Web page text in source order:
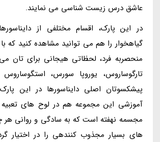
عاشق درس زیست شناسی می نمایند.
در این پارک، اقسام مختلفی از
گیاهخوار را هم می توانید مشاهده کنید که
منحصربه فرد، لحظاتی هیجانی برای تان
تارگوساروس، یوروپا سورس،
پیشکسوتان اصلی دایناسورها در این
آموزشی این مجموعه هم در لوح های
مجسمه نهفته است که به سادگی و روانی هر
های بسیار مجذوب کنندهی را در اختیار